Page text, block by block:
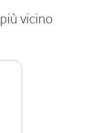
più vicino